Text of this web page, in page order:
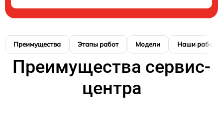
Преимущества Этапы работ Модели Наши работы
Преимущества сервис-
центра